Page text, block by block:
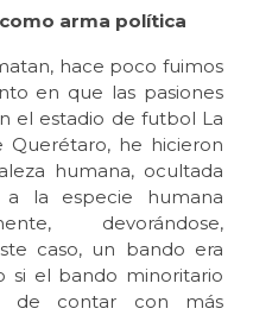
arma política
hace poco fuimos
en que las pasiones
el estadio de futbol La
Querétaro, he hicieron
humana, ocultada
la especie humana
devorándose,
caso, un bando era
si el bando minoritario
de contar con más